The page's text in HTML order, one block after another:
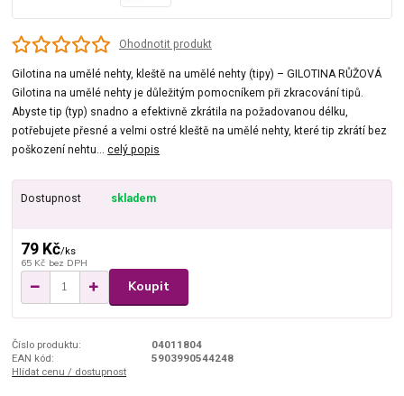
Ohodnotit produkt
Gilotina na umělé nehty, kleště na umělé nehty (tipy) – GILOTINA RŮŽOVÁ
Gilotina na umělé nehty je důležitým pomocníkem při zkracování tipů.
Abyste tip (typ) snadno a efektivně zkrátila na požadovanou délku,
potřebujete přesné a velmi ostré kleště na umělé nehty, které tip zkrátí bez
poškození nehtu...celý popis
Dostupnost skladem
79 Kč/ks
65 Kč bez DPH
Koupit
Číslo produktu:
04011804
EAN kód:
5903990544248
Hlídat cenu / dostupnost